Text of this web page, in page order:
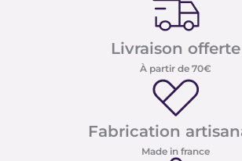
Livraison offerte
À partir de 70€
Fabrication
Made in france